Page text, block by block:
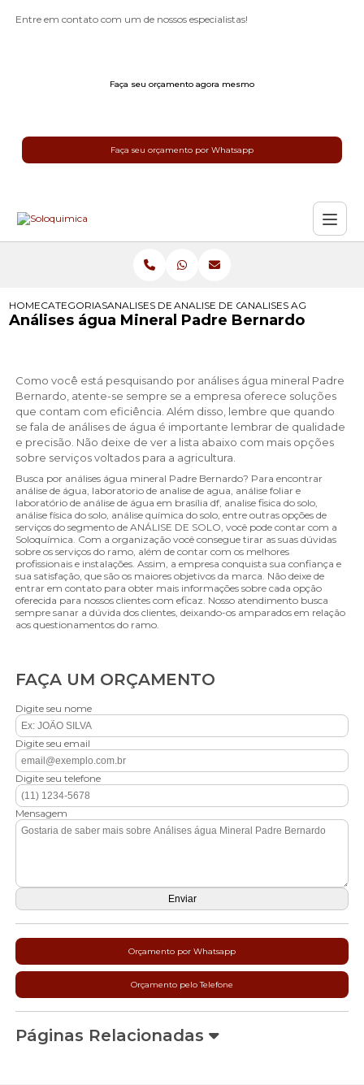
Entre em contato com um de nossos especialistas!
Faça seu orçamento agora mesmo
Faça seu orçamento por Whatsapp
HOMECATEGORIASANALISES DE AGUAANALISE DE COLIFORMES NA AGUA
ANALISES AGUA
Análises água Mineral Padre Bernardo
Como você está pesquisando por análises água mineral Padre
Bernardo, atente-se sempre se a empresa oferece soluções
que contam com eficiência. Além disso, lembre que quando
se fala de análises de água é importante lembrar de qualidade
e precisão. Não deixe de ver a lista abaixo com mais opções
sobre serviços voltados para a agricultura.
Busca por análises água mineral Padre Bernardo? Para encontrar
análise de água, laboratorio de analise de agua, análise foliar e
laboratório de análise de água em brasília df, analise fisica do solo,
análise física do solo, análise química do solo, entre outras opções de
serviços do segmento de ANÁLISE DE SOLO, você pode contar com a
Soloquímica. Com a organização você consegue tirar as suas dúvidas
sobre os serviços do ramo, além de contar com os melhores
profissionais e instalações. Assim, a empresa conquista sua confiança e
sua satisfação, que são os maiores objetivos da marca. Não deixe de
entrar em contato para obter mais informações sobre cada opção
oferecida para nossos clientes com eficaz. Nosso atendimento busca
sempre sanar a dúvida dos clientes, deixando-os amparados em relação
aos questionamentos do ramo.
FAÇA UM ORÇAMENTO
Digite seu nome
Digite seu email
Digite seu telefone
Mensagem
Orçamento por Whatsapp
Orçamento pelo Telefone
Páginas Relacionadas